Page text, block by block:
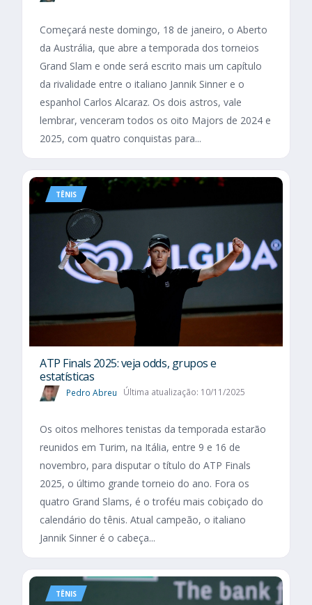
Começará neste domingo, 18 de janeiro, o Aberto
da Austrália, que abre a temporada dos torneios
Grand Slam e onde será escrito mais um capítulo
da rivalidade entre o italiano Jannik Sinner e o
espanhol Carlos Alcaraz. Os dois astros, vale
lembrar, venceram todos os oito Majors de 2024 e
2025, com quatro conquistas para...
TÊNIS
ATP Finals 2025: veja odds, grupos e
estatísticas
Pedro Abreu Última atualização: 10/11/2025
Os oitos melhores tenistas da temporada estarão
reunidos em Turim, na Itália, entre 9 e 16 de
novembro, para disputar o título do ATP Finals
2025, o último grande torneio do ano. Fora os
quatro Grand Slams, é o troféu mais cobiçado do
calendário do tênis. Atual campeão, o italiano
Jannik Sinner é o cabeça...
TÊNIS